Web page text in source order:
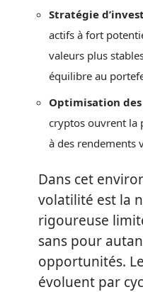
Stratégie
actifs à fort
valeurs plus
équilibre au
Optimisation
cryptos ouvrent la
à des rendements
Dans cet
volatilité est la
rigoureuse
sans pour
opportunités.
évoluent par